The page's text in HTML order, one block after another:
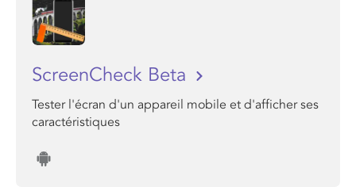
ScreenCheck Beta
Tester l'écran d'un appareil mobile et d'afficher ses
caractéristiques